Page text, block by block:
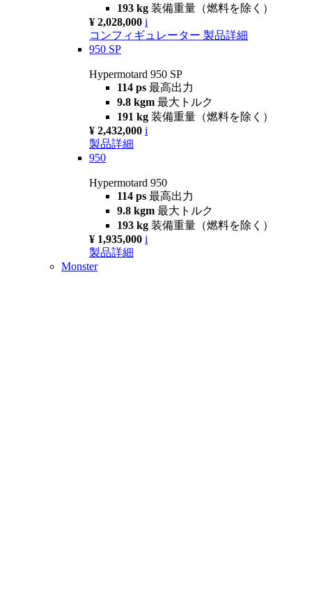
193 kg 装備重量（燃料を除く）
¥ 2,028,000 i
コンフィギュレーター 製品詳細
950 SP
Hypermotard 950 SP
114 ps 最高出力
9.8 kgm 最大トルク
191 kg 装備重量（燃料を除く）
¥ 2,432,000 i
製品詳細
950
Hypermotard 950
114 ps 最高出力
9.8 kgm 最大トルク
193 kg 装備重量（燃料を除く）
¥ 1,935,000 i
製品詳細
Monster